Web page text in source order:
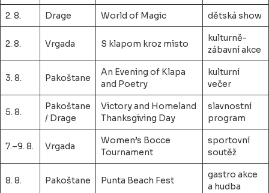
2. 8. Drage World of Magic dětská show
2. 8. Vrgada S klapom kroz misto
kulturně-
zábavní akce
3. 8. Pakoštane
An Evening of Klapa
and Poetry
kulturní
večer
5. 8.
Pakoštane
/ Drage
Victory and Homeland
Thanksgiving Day
slavnostní
program
7.–9. 8. Vrgada
Women’s Bocce
Tournament
sportovní
soutěž
8. 8. Pakoštane Punta Beach Fest
gastro akce
a hudba